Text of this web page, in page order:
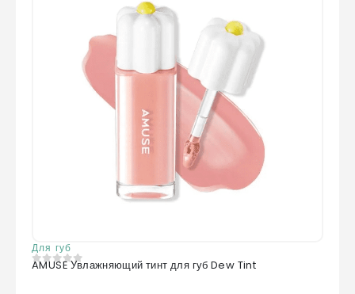
Для губ
0из 5
AMUSE Увлажняющий тинт для губ Dew Tint